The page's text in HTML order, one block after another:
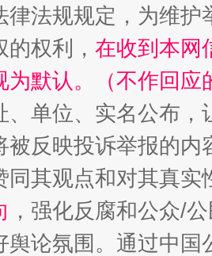
荒背后
律法规规定，为维
权利， 在收到本网
为默认。（不作回应
、单位、实名公布
被反映投诉举报的
同其观点和对其真实
，强化反腐和公众/
舆论氛围。通过中